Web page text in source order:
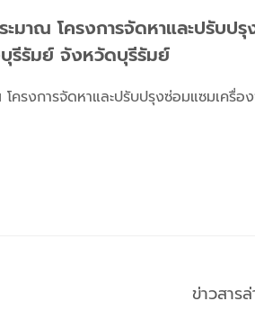
มาณ โครงการจัดหาและปรับ
รีรัมย์ จังหวัดบุรีรัมย์
ครงการจัดหาและปรับปรุงซ่อมแซมเค
ข่าวสาร